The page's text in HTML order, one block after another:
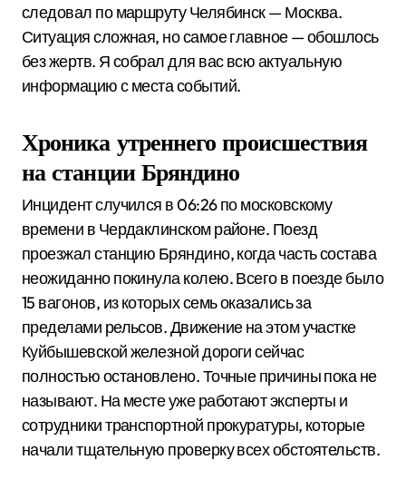
следовал по маршруту Челябинск — Москва.
Ситуация сложная, но самое главное — обошлось
без жертв. Я собрал для вас всю актуальную
информацию с места событий.
Хроника утреннего происшествия
на станции Бряндино
Инцидент случился в 06:26 по московскому
времени в Чердаклинском районе. Поезд
проезжал станцию Бряндино, когда часть состава
неожиданно покинула колею. Всего в поезде было
15 вагонов, из которых семь оказались за
пределами рельсов. Движение на этом участке
Куйбышевской железной дороги сейчас
полностью остановлено. Точные причины пока не
называют. На месте уже работают эксперты и
сотрудники транспортной прокуратуры, которые
начали тщательную проверку всех обстоятельств.